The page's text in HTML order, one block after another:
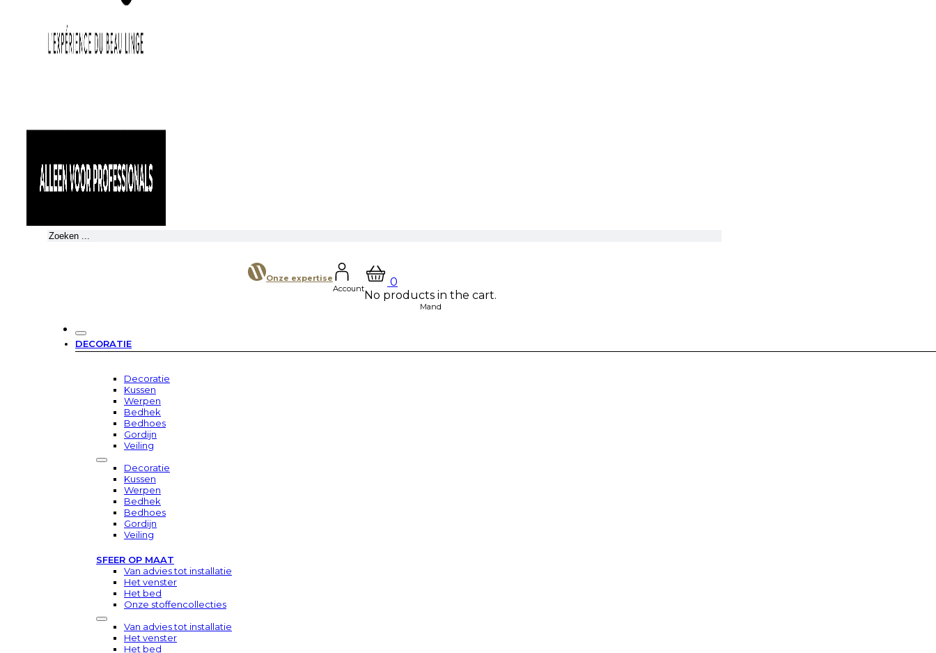
Zoeken
Onze expertise
Account
0
No products in the cart.
Mand
DECORATIE
Decoratie
Kussen
Werpen
Bedhek
Bedhoes
Gordijn
Veiling
Decoratie
Kussen
Werpen
Bedhek
Bedhoes
Gordijn
Veiling
SFEER OP MAAT
Van advies tot installatie
Het venster
Het bed
Onze stoffencollecties
Van advies tot installatie
Het venster
Het bed